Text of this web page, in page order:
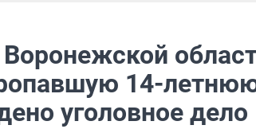
14-
уголовное дело